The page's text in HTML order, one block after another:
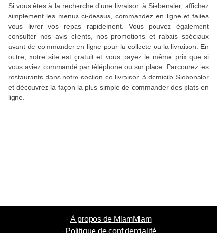
Si vous êtes à la recherche d'une livraison à Siebenaler, affichez
simplement les menus ci-dessus, commandez en ligne et faites
vous livrer vos repas rapidement. Vous pouvez également
consulter nos avis clients, nos promotions et rabais spéciaux
avant de commander en ligne pour la collecte ou la livraison. En
outre, notre site est gratuit et vous payez le même prix que si
vous aviez commandé par téléphone ou sur place. Parcourez les
restaurants dans notre section de livraison à domicile Siebenaler
et découvrez la façon la plus simple de commander des plats en
ligne.
· À propos de MiamMiam
· Politique de confidentialité